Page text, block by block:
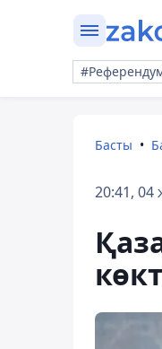
Басты
20:41, 04